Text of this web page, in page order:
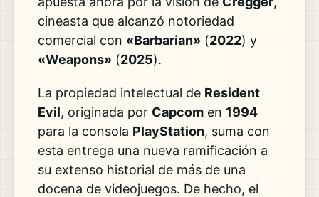
cineasta que alcanzó notoriedad
comercial con «Barbarian»(2022) y
«Weapons»(2025).
La propiedad intelectual de Resident
Evil, originada por Capcomen 1994
para la consola PlayStation, suma con
esta entrega una nueva ramificación a
su extenso historial de más de una
docena de videojuegos. De hecho, el